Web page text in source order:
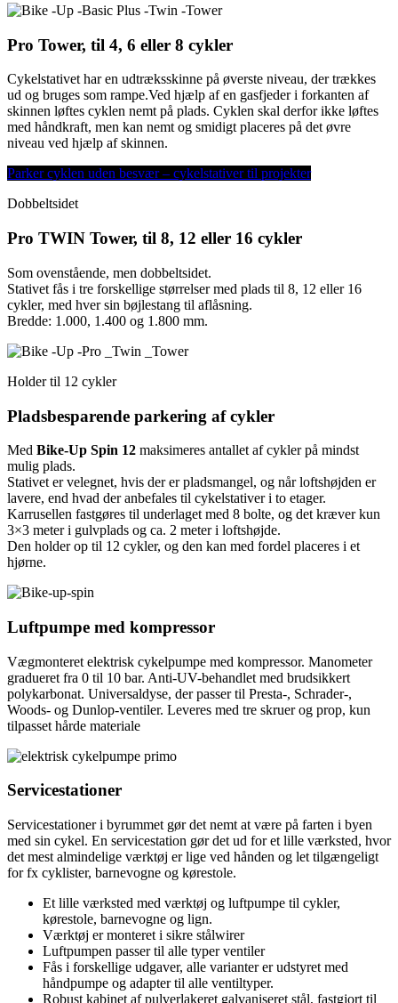
Pro Tower, til 4, 6 eller 8 cykler
Cykelstativet har en udtræksskinne på øverste niveau, der trækkes
ud og bruges som rampe.Ved hjælp af en gasfjeder i forkanten af ​​
skinnen løftes cyklen nemt på plads. Cyklen skal derfor ikke løftes
med håndkraft, men kan nemt og smidigt placeres på det øvre
niveau ved hjælp af skinnen.
Parker cyklen uden besvær – cykelstativer til projekter
Dobbeltsidet
Pro TWIN Tower, til 8, 12 eller 16 cykler
Som ovenstående, men dobbeltsidet.
Stativet fås i tre forskellige størrelser med plads til 8, 12 eller 16
cykler, med hver sin bøjlestang til aflåsning.
Bredde: 1.000, 1.400 og 1.800 mm.
Holder til 12 cykler
Pladsbesparende parkering af cykler
Med Bike-Up Spin 12 maksimeres antallet af cykler på mindst
mulig plads.
Stativet er velegnet, hvis der er pladsmangel, og når loftshøjden er
lavere, end hvad der anbefales til cykelstativer i to etager.
Karrusellen fastgøres til underlaget med 8 bolte, og det kræver kun
3×3 meter i gulvplads og ca. 2 meter i loftshøjde.
Den holder op til 12 cykler, og den kan med fordel placeres i et
hjørne.
Luftpumpe med kompressor
Vægmonteret elektrisk cykelpumpe med kompressor. Manometer
gradueret fra 0 til 10 bar. Anti-UV-behandlet med brudsikkert
polykarbonat. Universaldyse, der passer til Presta-, Schrader-,
Woods- og Dunlop-ventiler. Leveres med tre skruer og prop, kun
tilpasset hårde materiale
Servicestationer
Servicestationer i byrummet gør det nemt at være på farten i byen
med sin cykel. En servicestation gør det ud for et lille værksted, hvor
det mest almindelige værktøj er lige ved hånden og let tilgængeligt
for fx cyklister, barnevogne og kørestole.
Et lille værksted med værktøj og luftpumpe til cykler,
kørestole, barnevogne og lign.
Værktøj er monteret i sikre stålwirer
Luftpumpen passer til alle typer ventiler
Fås i forskellige udgaver, alle varianter er udstyret med
håndpumpe og adapter til alle ventiltyper.
Robust kabinet af pulverlakeret galvaniseret stål, fastgjort til